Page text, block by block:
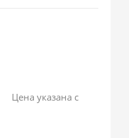
Цена указана с